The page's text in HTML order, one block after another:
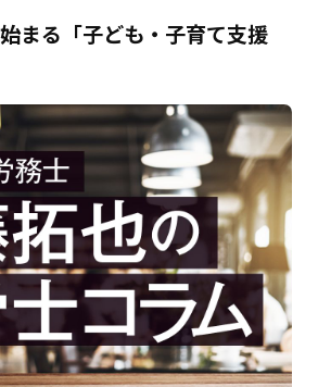
まる「子ども・子育て支援